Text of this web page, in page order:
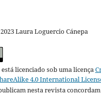
Laura Loguercio Cánepa
licenciado sob uma licença
4.0 International
nesta revista